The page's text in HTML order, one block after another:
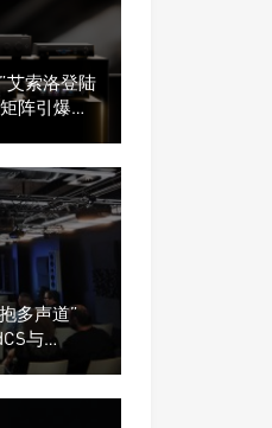
艾索洛登陆
阵引爆关
多声道”
与
系统